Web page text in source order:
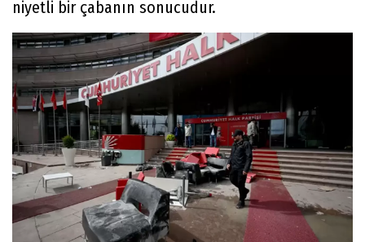
niyetli bir çabanın sonucudur.